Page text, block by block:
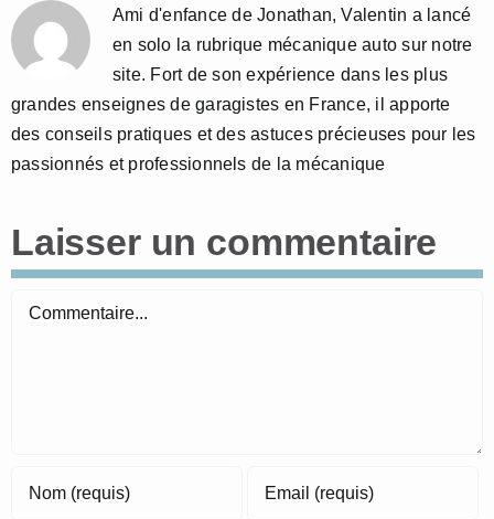
Ami d'enfance de Jonathan, Valentin a lancé
en solo la rubrique mécanique auto sur notre
site. Fort de son expérience dans les plus
grandes enseignes de garagistes en France, il apporte
des conseils pratiques et des astuces précieuses pour les
passionnés et professionnels de la mécanique
Laisser un commentaire
Commentaire